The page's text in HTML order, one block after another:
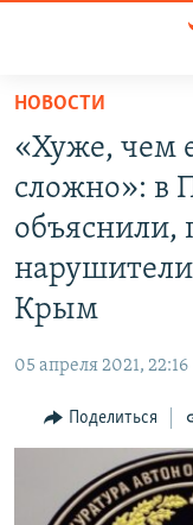
Вернуться
основному
содержанию
Вернутся
главной
навигации
Вернутся
СПЕЦПРОЕКТЫ
ГРУЗ 200
ВОДА
ЕЩЕ
ТЕЛЕПРОЕКТ
СОВЕТЫ
ПРОПАВШИЕ БЕЗ
КАК ОБОЙТИ
Українською
Qırımtatar
НОВОСТИ
«Хуже, чем
сложно»: в
объяснили,
Крым
05 апреля 2021, 22:16
Поделиться